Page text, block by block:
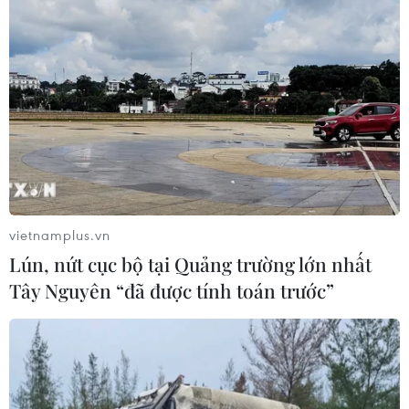
Phòng vệ thương mại và bài học
"chuẩn bị kỹ-thắng lớn" của doanh
nghiệp Việt
07/08/2026 01:14
Giá dầu tăng vọt do Iran xem xét cấm
tàu Mỹ và Israel qua eo biển Hormuz
07/08/2026 00:45
Giá vàng thế giới quay đầu giảm nhẹ
do áp lực chốt lời
07/08/2026 00:31
vietnamplus.vn
Lún, nứt cục bộ tại Quảng trường lớn nhất
Tây Nguyên “đã được tính toán trước”